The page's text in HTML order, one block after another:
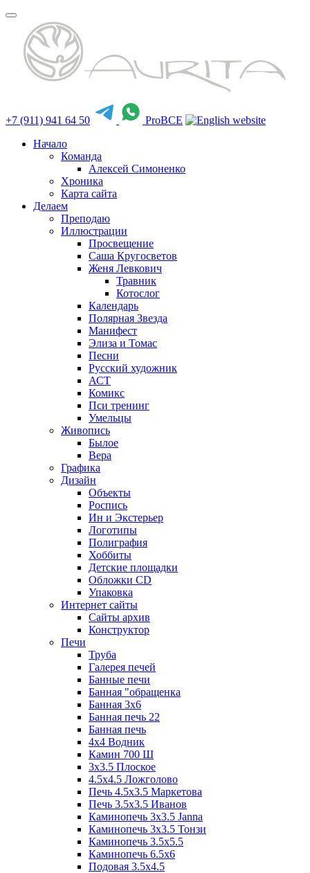
+7 (911) 941 64 50
ProBCE
Начало
Команда
Алексей Симоненко
Хроника
Карта сайта
Делаем
Преподаю
Иллюстрации
Просвещение
Саша Кругосветов
Женя Левкович
Травник
Котослог
Календарь
Полярная Звезда
Манифест
Элиза и Томас
Песни
Русский художник
АСТ
Комикс
Пси тренинг
Умельцы
Живопись
Былое
Вера
Графика
Дизайн
Объекты
Роспись
Ин и Экстерьер
Логотипы
Полиграфия
Хоббиты
Детские площадки
Обложки CD
Упаковка
Интернет сайты
Сайты архив
Конструктор
Печи
Труба
Галерея печей
Банные печи
Банная "обращенка
Банная 3х6
Банная печь 22
Банная печь
4х4 Водник
Камин 700 Ш
3x3.5 Плоское
4.5x4.5 Ложголово
Печь 4.5x3.5 Маркетова
Печь 3.5x3.5 Иванов
Каминопечь 3x3.5 Janna
Каминопечь 3x3.5 Тонзи
Каминопечь 3.5х5.5
Каминопечь 6.5x6
Подовая 3.5х4.5